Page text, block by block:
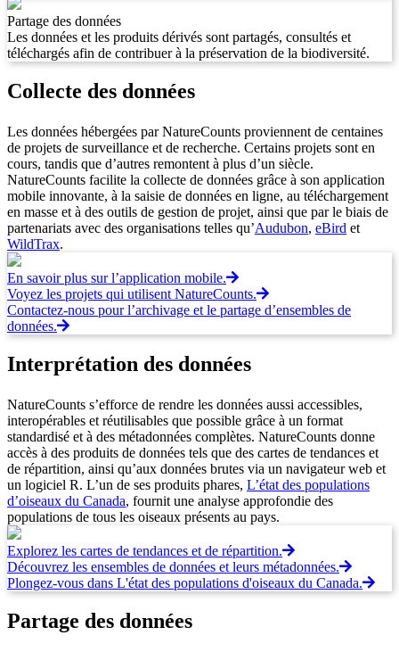
Partage des données
Les données et les produits dérivés sont partagés, consultés et
téléchargés afin de contribuer à la préservation de la biodiversité.
Collecte des données
Les données hébergées par NatureCounts proviennent de centaines
de projets de surveillance et de recherche. Certains projets sont en
cours, tandis que d’autres remontent à plus d’un siècle.
NatureCounts facilite la collecte de données grâce à son application
mobile innovante, à la saisie de données en ligne, au téléchargement
en masse et à des outils de gestion de projet, ainsi que par le biais de
partenariats avec des organisations telles qu’Audubon, eBird et
WildTrax.
En savoir plus sur l’application mobile.
Voyez les projets qui utilisent NatureCounts.
Contactez-nous pour l’archivage et le partage d’ensembles de
données.
Interprétation des données
NatureCounts s’efforce de rendre les données aussi accessibles,
interopérables et réutilisables que possible grâce à un format
standardisé et à des métadonnées complètes. NatureCounts donne
accès à des produits de données tels que des cartes de tendances et
de répartition, ainsi qu’aux données brutes via un navigateur web et
un logiciel R. L’un de ses produits phares, L’état des populations
d’oiseaux du Canada, fournit une analyse approfondie des
populations de tous les oiseaux présents au pays.
Explorez les cartes de tendances et de répartition.
Découvrez les ensembles de données et leurs métadonnées.
Plongez-vous dans L'état des populations d'oiseaux du Canada.
Partage des données